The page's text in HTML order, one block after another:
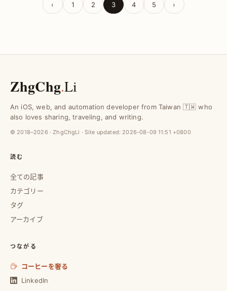
‹ 1 2 3 4 5 ›
ZhgChg.Li
An iOS, web, and automation developer from Taiwan 🇹🇼 who
also loves sharing, traveling, and writing.
© 2018–2026 · ZhgChgLi · Site updated: 2026-08-09 11:51 +0800
読む
全ての記事
カテゴリー
タグ
アーカイブ
つながる
コーヒーを奢る
LinkedIn